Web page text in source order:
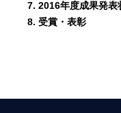
7. 2016年度成果発表
8. 受賞・表彰